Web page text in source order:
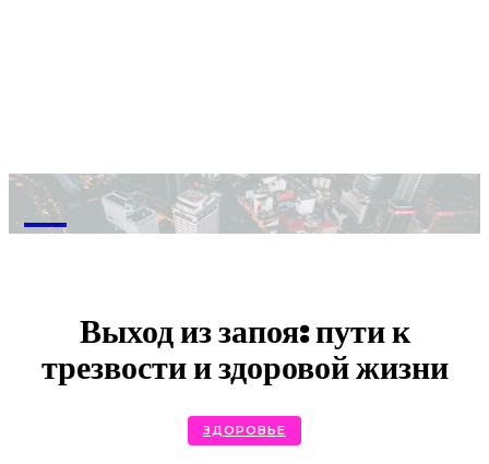
M
Выход из запоя: пути к
трезвости и здоровой жизни
ЗДОРОВЬЕ